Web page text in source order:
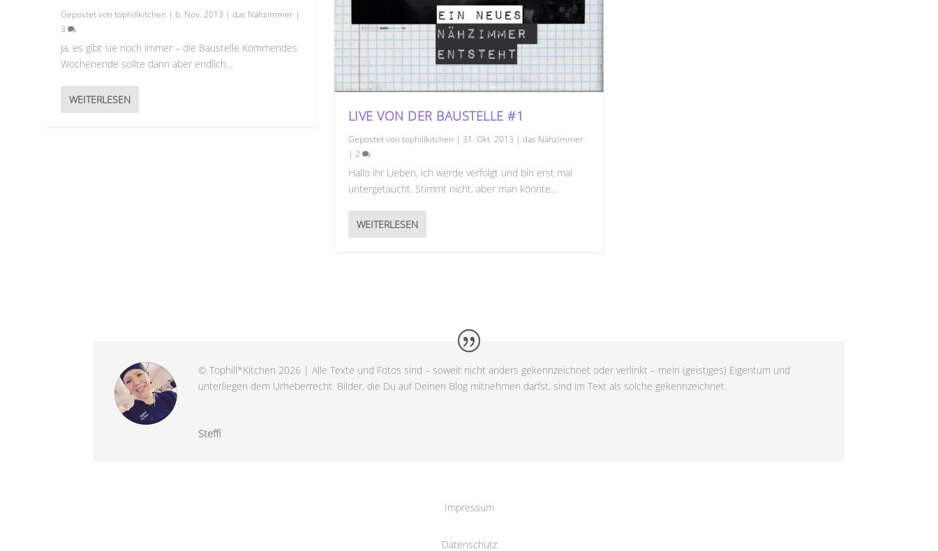
Gepostet vontophillkitchen |6. Nov. 2013 |das Nähzimmer |
3
Ja, es gibt sie noch immer – die Baustelle Kommendes
Wochenende sollte dann aber endlich...
WEITERLESEN
LIVE VON DER BAUSTELLE #1
Gepostet von tophillkitchen | 31. Okt. 2013 | das Nähzimmer
| 2
Hallo ihr Lieben, ich werde verfolgt und bin erst mal
untergetaucht. Stimmt nicht, aber man könnte...
WEITERLESEN
© Tophill*Kitchen 2026 | Alle Texte und Fotos sind – soweit nicht anders gekennzeichnet oder verlinkt – mein (geistiges) Eigentum und
unterliegen dem Urheberrecht. Bilder, die Du auf Deinen Blog mitnehmen darfst, sind im Text als solche gekennzeichnet.
Steffi
Impressum
Datenschutz